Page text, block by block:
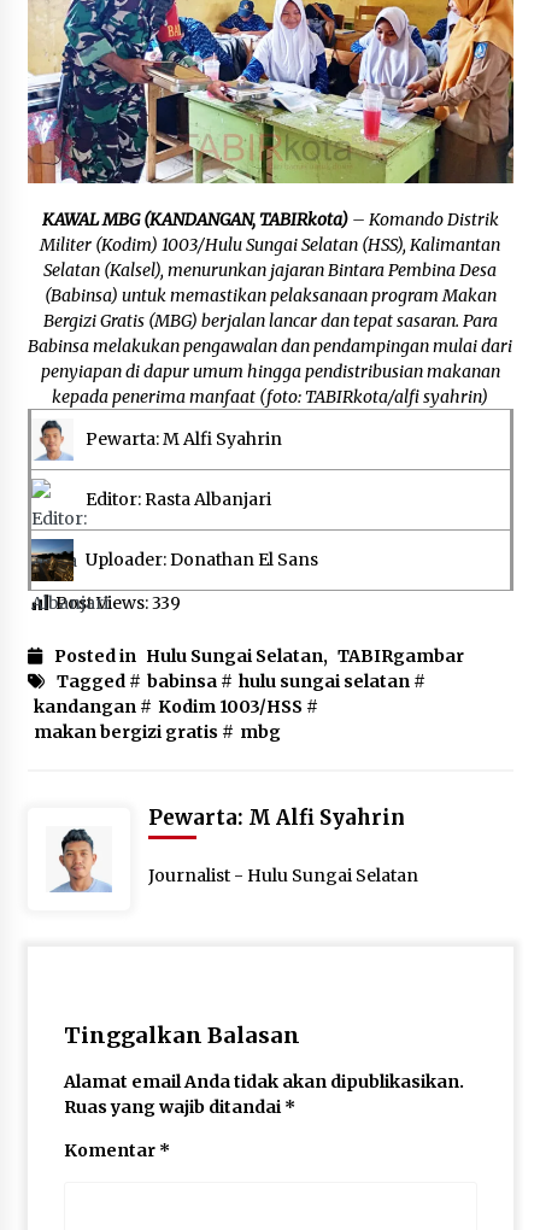
Agustus 6, 2026
Cetak SDM Berkualitas, Bupati Balangan
Salurkan Bantuan Pendidikan kepada 2.751
Agustus 6, 2026
Balangan Boyong Trofi Juara Pertama Lomba
Agustus 6, 2026
Tingkatkan SDM Lokal, BIS Group Luncurkan
Program Pelatihan Operator Alat Berat GTO
Agustus 6, 2026
Keberlanjutan Masa Depan Lebih Hijau
Agustus 6, 2026
Hari Kedua Kaji Tiru di DIY, Bupati Barito Utara
PNBP 400 Juta dari Kasus Tambang Ilegal
Agustus 5, 2026
Hadiri Forum Komunikasi dan Kemitraan BPJS,
Agustus 4, 2026
Inkracht van Gewisjde
KAWAL MBG (KANDANGAN, TABIRkota)– Komando Distrik
Militer (Kodim) 1003/Hulu Sungai Selatan (HSS), Kalimantan
Selatan (Kalsel), menurunkan jajaran Bintara Pembina Desa
(Babinsa) untuk memastikan pelaksanaan program Makan
Bergizi Gratis (MBG) berjalan lancar dan tepat sasaran. Para
Babinsa melakukan pengawalan dan pendampingan mulai dari
penyiapan di dapur umum hingga pendistribusian makanan
kepada penerima manfaat (foto: TABIRkota/alfi syahrin)
Pewarta: M Alfi Syahrin
Editor: Rasta Albanjari
Uploader: Donathan El Sans
Post Views:339
Posted in Hulu Sungai Selatan, TABIRgambar
Tagged # babinsa# hulu sungai selatan #
kandangan # Kodim 1003/HSS #
makan bergizi gratis # mbg
Pewarta: M Alfi Syahrin
Journalist - Hulu Sungai Selatan
Tinggalkan Balasan
Alamat email Anda tidak akan dipublikasikan.
Ruas yang wajib ditandai *
Komentar *